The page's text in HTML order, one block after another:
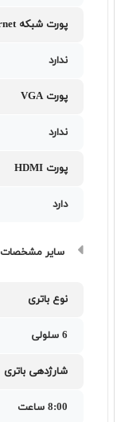
پورت شبکه Ethernet
ندارد
پورت VGA
ندارد
پورت HDMI
دارد
سایر مشخصات
نوع باتری
6 سلولی
شارژدهی باتری
8:00 ساعت